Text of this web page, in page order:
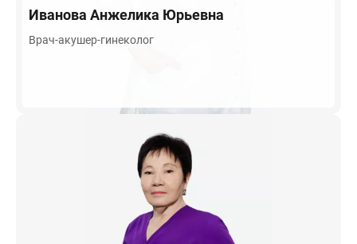
Иванова Анжелика Юрьевна
Врач-акушер-гинеколог